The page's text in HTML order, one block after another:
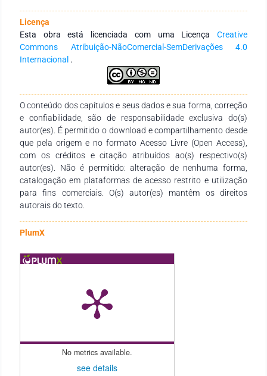
seriedade.Nossa querida amiga, e seu modo de ser, está
registrado nesse livro de memórias, para que a posteridade a
possa conhecer para além do seu primoroso perfil
acadêmico. De professora, e mais do que isso de educadora,
de tantos artigos publicados, de participação em mesas de
debate em inúmeros Congressos e Encontros sobre ciência,
pesquisa, ensino e extensão rural, e também de política
nacional e internacional!Sonia sempre se conduziu com
vontade firme de acadêmica, cientista e profissional voltada
para o desenvolvimento, que sempre quisemos, para o povo
brasileiro, principalmente os grupos minoritários mais
desassistidos pelo poder público.Por isso Amiga, com “A”
maiúsculo, nada mais lisonjeiro para nós que pudemos ter a
felicidade de estar com você nessa viagem terrena, de muitas
lutas, algumas vitórias importantes, mas sempre com sua
alegria, bom humor e atenção acolhedora para com seus
“filhos” adotivos, como colocam Jordanna e José Guilherme
(Zuza) que prefaciaram, com muito carinho, esse livro de
tempo de filhos biológicos!PARABÉNS Sonia! Que os seus
Licença
Esta obra está licenciada com uma Licença Creative
Commons Atribuição-NãoComercial-SemDerivações 4.0
Internacional .
O conteúdo dos capítulos e seus dados e sua forma, correção
e confiabilidade, são de responsabilidade exclusiva do(s)
autor(es). É permitido o download e compartilhamento desde
que pela origem e no formato Acesso Livre (Open Access),
com os créditos e citação atribuídos ao(s) respectivo(s)
autor(es). Não é permitido: alteração de nenhuma forma,
catalogação em plataformas de acesso restrito e utilização
para fins comerciais. O(s) autor(es) mantêm os direitos
autorais do texto.
PlumX
No metrics available.
see details